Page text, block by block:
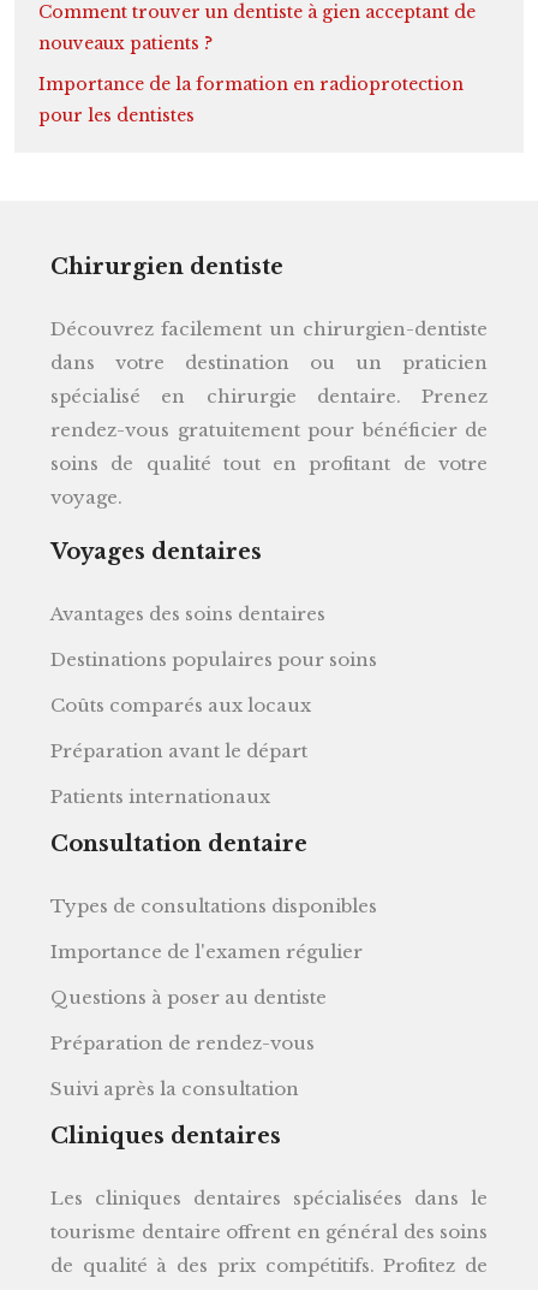
Comment trouver un dentiste à gien acceptant de
nouveaux patients ?
Importance de la formation en radioprotection
pour les dentistes
Chirurgien dentiste
Découvrez facilement un chirurgien-dentiste
dans votre destination ou un praticien
spécialisé en chirurgie dentaire. Prenez
rendez-vous gratuitement pour bénéficier de
soins de qualité tout en profitant de votre
voyage.
Voyages dentaires
Avantages des soins dentaires
Destinations populaires pour soins
Coûts comparés aux locaux
Préparation avant le départ
Patients internationaux
Consultation dentaire
Types de consultations disponibles
Importance de l'examen régulier
Questions à poser au dentiste
Préparation de rendez-vous
Suivi après la consultation
Cliniques dentaires
Les cliniques dentaires spécialisées dans le
tourisme dentaire offrent en général des soins
de qualité à des prix compétitifs. Profitez de